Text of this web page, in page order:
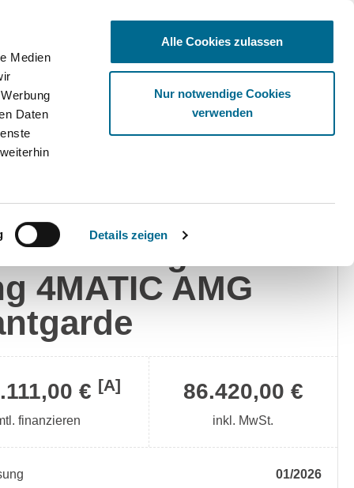
Medien
Daten
Details zeigen
Alle Cookies zulassen
Nur notwendige Cookies
verwenden
Benz
d Avantgarde
4MATIC AMG
86.420,00 €
inkl. MwSt.
€ [A]
finanzieren
01/2026